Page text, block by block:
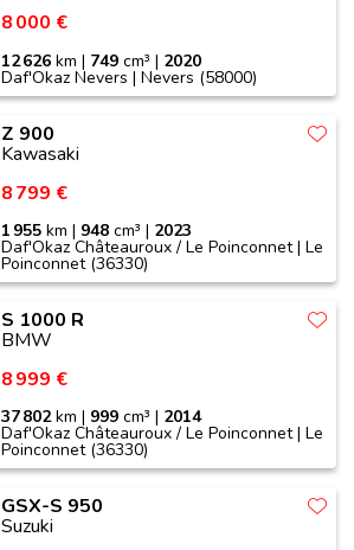
8 000 €
12 626 km | 749 cm³ | 2020
Daf'Okaz Nevers | Nevers (58000)
Z 900
Kawasaki
8 799 €
1 955 km | 948 cm³ | 2023
Daf'Okaz Châteauroux / Le Poinconnet | Le
Poinconnet (36330)
S 1000 R
BMW
8 999 €
37 802km | 999 cm³ | 2014
Daf'Okaz Châteauroux / Le Poinconnet | Le
Poinconnet (36330)
GSX-S 950
Suzuki